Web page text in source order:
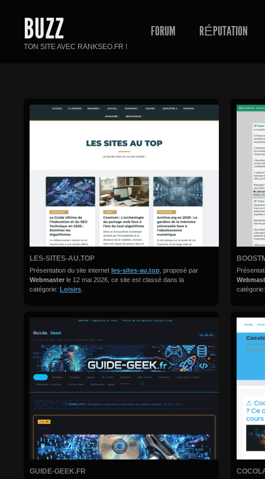
BUZZ
TON SITE AVEC RANKSEO.FR !
FORUM RÉPUTATION
LES-SITES-AU.TOP
Présentation du site internet les-sites-au.top , proposé par
Webmaster le 12 mai 2026, ce site est classé dans la
catégorie: Loisirs
GUIDE-GEEK.FR